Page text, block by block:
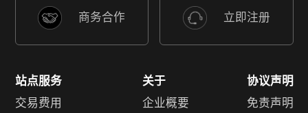
商务合作 立即注册
站点服务
交易费用
关于
企业概要
协议声明
免责声明